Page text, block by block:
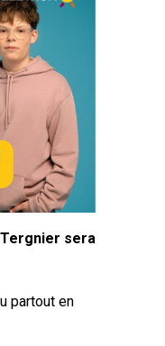
sera
partout en